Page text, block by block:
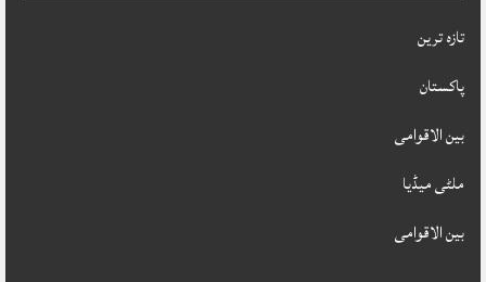
تازہ ترین
پاکستان
بین الاقوامی
ملٹی میڈیا
بین الاقوامی